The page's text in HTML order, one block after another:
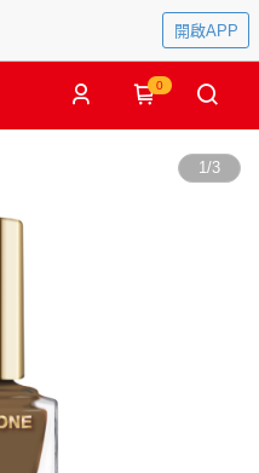
開啟APP
0
1/3